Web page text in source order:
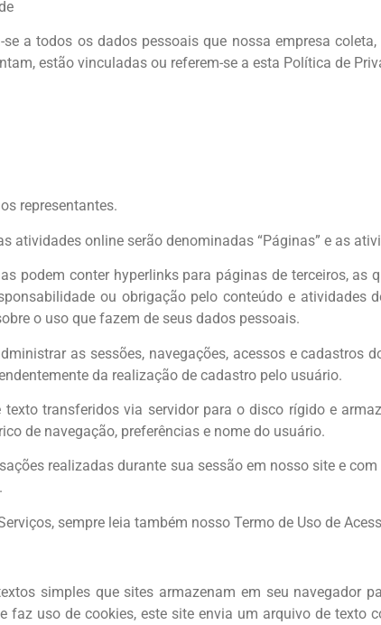
a todos os dados pessoais que nossa empresa
estão vinculadas ou referem-se a esta Política de
representantes.
atividades online serão denominadas “Páginas” e as
podem conter hyperlinks para páginas de terceiros,
ou obrigação pelo conteúdo e
o uso que fazem de seus dados pessoais.
as sessões, navegações, acessos e cadastros
da realização de cadastro pelo usuário.
texto transferidos via servidor para o disco rígido e
de navegação, preferências e nome do usuário.
realizadas durante sua sessão em nosso site e
sempre leia também nosso Termo de Uso de
simples que sites armazenam em seu navegador
faz uso de cookies, este site envia um arquivo de texto